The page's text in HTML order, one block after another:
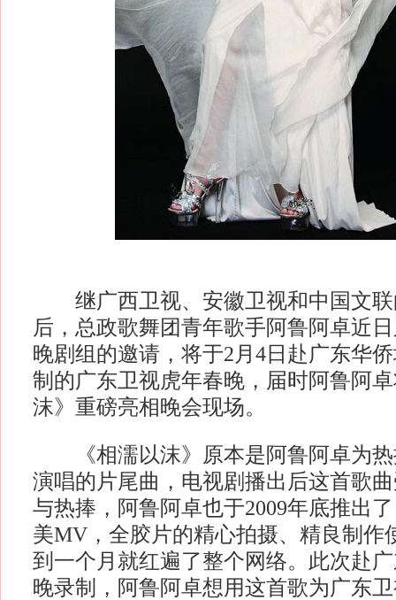
继广西卫视、安徽卫视和中国文联
后，总政歌舞团青年歌手阿鲁阿卓近
晚剧组的邀请，将于2月4日赴广东华
制的广东卫视虎年春晚，届时阿鲁阿
沫》重磅亮相晚会现场。
《相濡以沫》原本是阿鲁阿卓为热
演唱的片尾曲，电视剧播出后这首歌
与热捧，阿鲁阿卓也于2009年底推出
美MV，全胶片的精心拍摄、精良制作
到一个月就红遍了整个网络。此次赴
晚录制，阿鲁阿卓想用这首歌为广东